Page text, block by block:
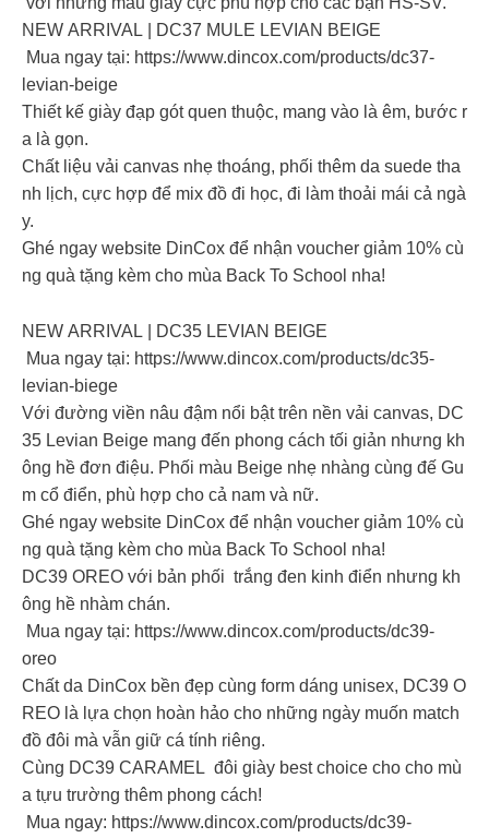
NEW ARRIVAL | DC37 MULE LEVIAN BEIGE
Mua ngay tại: https://www.dincox.com/products/dc37-
levian-beige
Thiết kế giày đạp gót quen thuộc, mang vào là êm, bước r
a là gọn.
Chất liệu vải canvas nhẹ thoáng, phối thêm da suede tha
nh lịch, cực hợp để mix đồ đi học, đi làm thoải mái cả ngà
y.
Ghé ngay website DinCox để nhận voucher giảm 10% cù
ng quà tặng kèm cho mùa Back To School nha!
NEW ARRIVAL | DC35 LEVIAN BEIGE
Mua ngay tại: https://www.dincox.com/products/dc35-
levian-biege
Với đường viền nâu đậm nổi bật trên nền vải canvas, DC
35 Levian Beige mang đến phong cách tối giản nhưng kh
ông hề đơn điệu. Phối màu Beige nhẹ nhàng cùng đế Gu
m cổ điển, phù hợp cho cả nam và nữ.
Ghé ngay website DinCox để nhận voucher giảm 10% cù
ng quà tặng kèm cho mùa Back To School nha!
DC39 OREO với bản phối trắng đen kinh điển nhưng kh
ông hề nhàm chán.
Mua ngay tại: https://www.dincox.com/products/dc39-
oreo
Chất da DinCox bền đẹp cùng form dáng unisex, DC39 O
REO là lựa chọn hoàn hảo cho những ngày muốn match
đồ đôi mà vẫn giữ cá tính riêng.
Cùng DC39 CARAMEL đôi giày best choice cho cho mù
a tựu trường thêm phong cách!
Mua ngay: https://www.dincox.com/products/dc39-